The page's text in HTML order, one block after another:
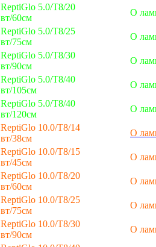
ReptiGlo 5.0/T8/20
вт/60см
О
ReptiGlo 5.0/T8/25
вт/75см
О
ReptiGlo 5.0/T8/30
вт/90см
О
ReptiGlo 5.0/T8/40
вт/105см
О
ReptiGlo 5.0/T8/40
вт/120см
О
ReptiGlo 10.0/T8/14
вт/38см
О
ReptiGlo 10.0/T8/15
вт/45см
О
ReptiGlo 10.0/T8/20
вт/60см
О
ReptiGlo 10.0/T8/25
вт/75см
О
ReptiGlo 10.0/T8/30
вт/90см
О